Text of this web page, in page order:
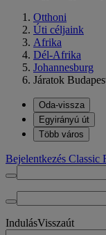
Otthoni
Úti céljaink
Afrika
Dél-Afrika
Johannesburg
Járatok
Oda-vissza
Egyirányú út
Több város
Bejelentkezés Classic
IndulásVisszaút